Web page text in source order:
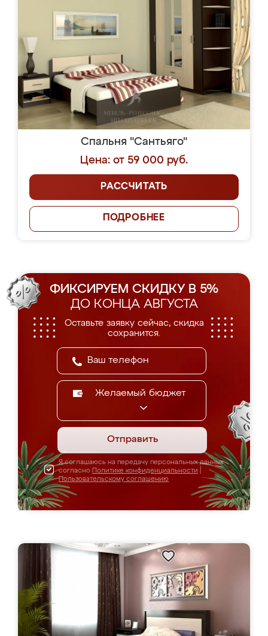
Спальня "Сантьяго"
Цена: от 59 000 руб.
РАССЧИТАТЬ
ПОДРОБНЕЕ
ФИКСИРУЕМ СКИДКУ В 5%
ДО КОНЦА АВГУСТА
Оставьте заявку сейчас, скидка
сохранится.
Желаемый бюджет
Отправить
Я соглашаюсь на передачу персональных данных
согласно Политике конфиденциальности
Пользовательскому соглашению